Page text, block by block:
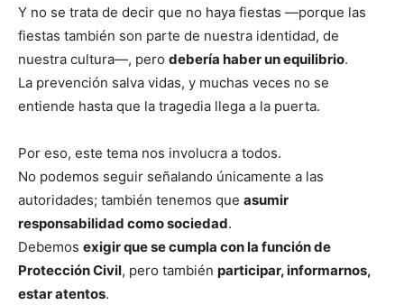
Y no se trata de decir que no haya fiestas —porque las
fiestas también son parte de nuestra identidad, de
nuestra cultura—, pero debería haber un equilibrio.
La prevención salva vidas, y muchas veces no se
entiende hasta que la tragedia llega a la puerta.
Por eso, este tema nos involucra a todos.
No podemos seguir señalando únicamente a las
autoridades; también tenemos que asumir
responsabilidad como sociedad.
Debemos exigir que se cumpla con la función de
Protección Civil, pero también participar, informarnos,
estar atentos.